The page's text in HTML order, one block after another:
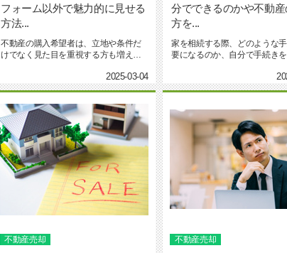
フォーム以外で魅力的に見せる
方法...
不動産の購入希望者は、立地や条件だ
けでなく見た目を重視する方も増えて
2025-03-04
分でできるのかや不動産
方を...
家を相続する際、どのような
要になるのか、自分で手続き
不動産売却 不動産売却